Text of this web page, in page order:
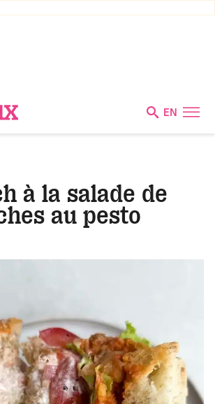
EN
à la salade de
au pesto